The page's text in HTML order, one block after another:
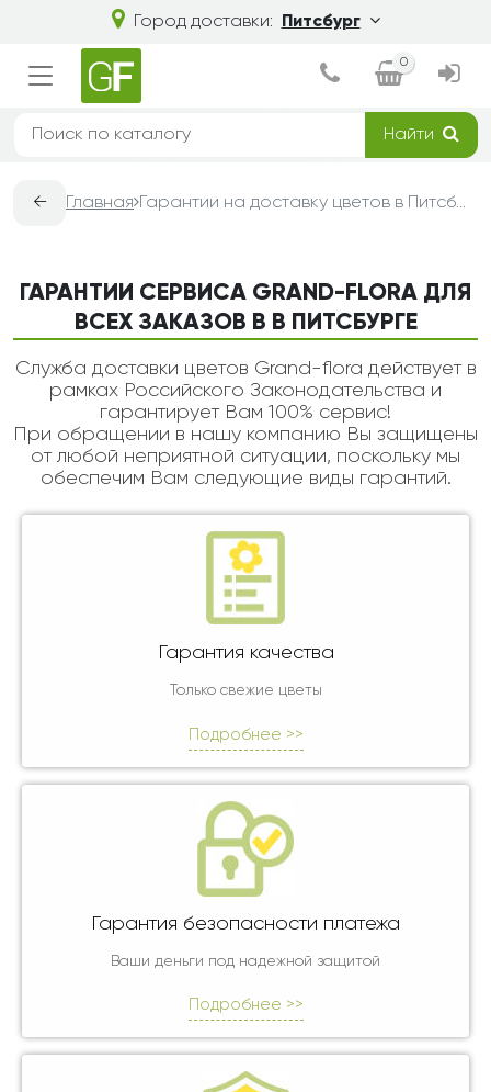
Город доставки: Питсбург
0
Найти
← Главная Гарантии на доставку цветов в Питсбурге — Grand-Flora
ГАРАНТИИ СЕРВИСА GRAND-FLORA ДЛЯ
ВСЕХ ЗАКАЗОВ В В ПИТСБУРГЕ
Служба доставки цветов Grand-flora действует в
рамках Российского Законодательства и
гарантирует Вам 100% сервис!
При обращении в нашу компанию Вы защищены
от любой неприятной ситуации, поскольку мы
обеспечим Вам следующие виды гарантий.
Гарантия качества
Только свежие цветы
Подробнее >>
Гарантия безопасности платежа
Ваши деньги под надежной защитой
Подробнее >>